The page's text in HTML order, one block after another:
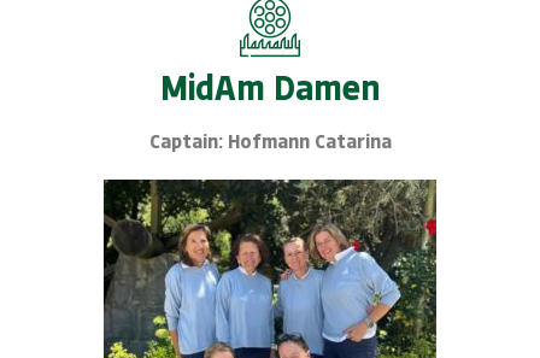
MidAm Damen
Captain: Hofmann Catarina